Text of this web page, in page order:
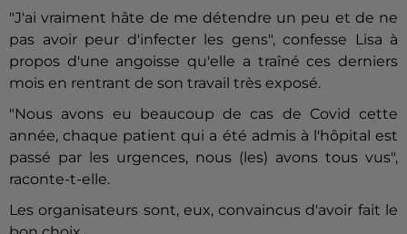
"J'ai vraiment hâte de me détendre un peu et de ne
pas avoir peur d'infecter les gens", confesse Lisa à
propos d'une angoisse qu'elle a traîné ces derniers
mois en rentrant de son travail très exposé.
"Nous avons eu beaucoup de cas de Covid cette
année, chaque patient qui a été admis à l'hôpital est
passé par les urgences, nous (les) avons tous vus",
raconte-t-elle.
Les organisateurs sont, eux, convaincus d'avoir fait le